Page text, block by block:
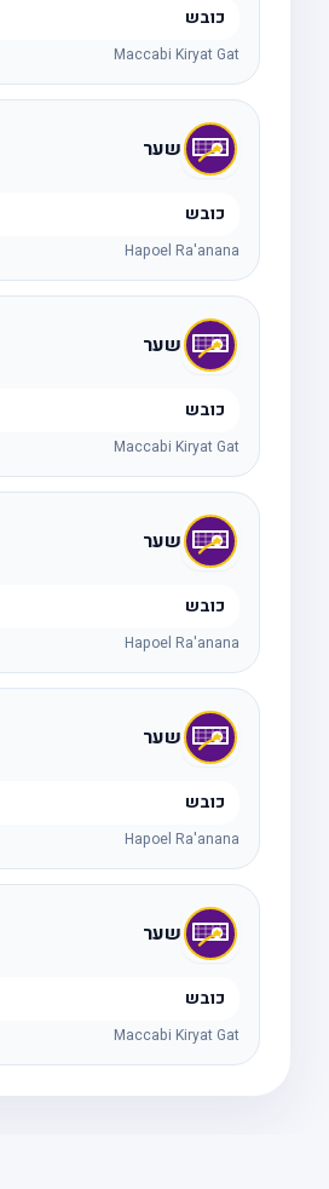
כובש
Maccabi Kiryat Gat
שער
כובש
Hapoel Ra'anana
שער
כובש
Maccabi Kiryat Gat
שער
כובש
Hapoel Ra'anana
שער
כובש
Hapoel Ra'anana
שער
כובש
Maccabi Kiryat Gat